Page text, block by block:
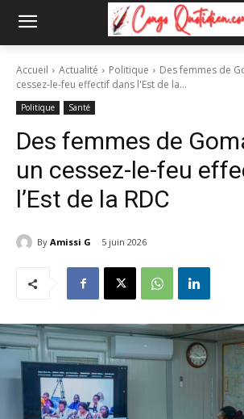
Accueil Actualité Politique
Des femmes de
cessez-le-feu effectif dans l'Est de la...
Politique Santé
Des femmes de
un cessez-le-feu
l’Est de la RDC
By Amissi G 5 juin 2026